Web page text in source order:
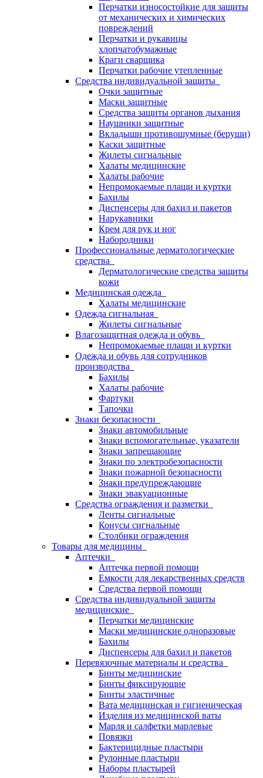
Перчатки износостойкие для защиты
от механических и химических
повреждений
Перчатки и рукавицы
хлопчатобумажные
Краги сварщика
Перчатки рабочие утепленные
Средства индивидуальной защиты
Очки защитные
Маски защитные
Средства защиты органов дыхания
Наушники защитные
Вкладыши противошумные (беруши)
Каски защитные
Жилеты сигнальные
Халаты медицинские
Халаты рабочие
Непромокаемые плащи и куртки
Бахилы
Диспенсеры для бахил и пакетов
Нарукавники
Крем для рук и ног
Набородники
Профессиональные дерматологические
средства
Дерматологические средства защиты
кожи
Медицинская одежда
Халаты медицинские
Одежда сигнальная
Жилеты сигнальные
Влагозащитная одежда и обувь
Непромокаемые плащи и куртки
Одежда и обувь для сотрудников
производства
Бахилы
Халаты рабочие
Фартуки
Тапочки
Знаки безопасности
Знаки автомобильные
Знаки вспомогательные, указатели
Знаки запрещающие
Знаки по электробезопасности
Знаки пожарной безопасности
Знаки предупреждающие
Знаки эвакуационные
Средства ограждения и разметки
Ленты сигнальные
Конусы сигнальные
Столбики ограждения
Товары для медицины
Аптечки
Аптечка первой помощи
Емкости для лекарственных средств
Средства первой помощи
Средства индивидуальной защиты
медицинские
Перчатки медицинские
Маски медицинские одноразовые
Бахилы
Диспенсеры для бахил и пакетов
Перевязочные материалы и средства
Бинты медицинские
Бинты фиксирующие
Бинты эластичные
Вата медицинская и гигиеническая
Изделия из медицинской ваты
Марля и салфетки марлевые
Повязки
Бактерицидные пластыри
Рулонные пластыри
Наборы пластырей